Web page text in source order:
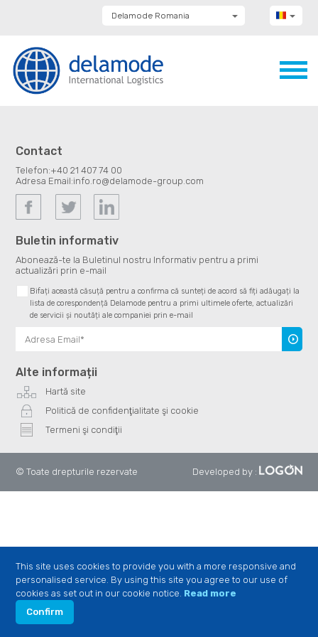
Delamode Romania
Delamode Bulgaria
Delamode Estonia
Delamode Latvia
Contact
Telefon:+40 21 407 74 00
Adresa Email:info.ro@delamode-group.com
Buletin informativ
Abonează-te la Buletinul nostru Informativ pentru a primi
actualizări prin e-mail
Bifați această căsuță pentru a confirma că sunteți de acord să fiți adăugați la
lista de corespondență Delamode pentru a primi ultimele oferte, actualizări
de servicii și noutăți ale companiei prin e-mail
Alte informații
Hartă site
Politică de confidenţialitate şi cookie
Termeni şi condiţii
© Toate drepturile rezervate Developed by :
This site uses cookies to provide you with a more responsive and
personalised service. By using this site you agree to our use of
cookies as set out in our cookie notice. Read more
Confirm